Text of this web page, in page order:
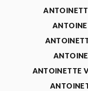
ANTOINETTE